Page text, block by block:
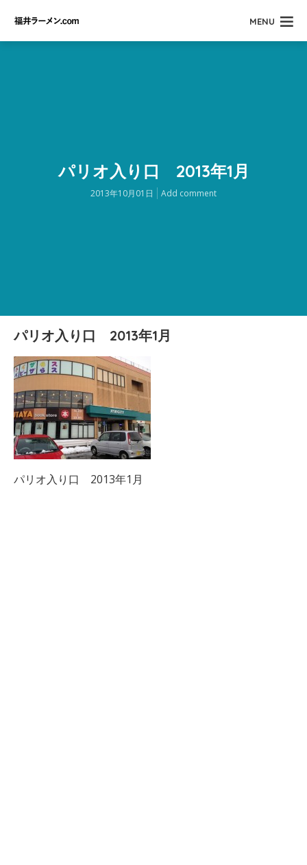
MENU
パリオ入り口 2013年1月
2013年10月01日 Add comment
パリオ入り口 2013年1月
パリオ入り口 2013年1月